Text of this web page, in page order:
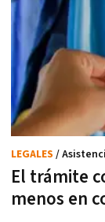
El trámite
menos en
LEGALES /